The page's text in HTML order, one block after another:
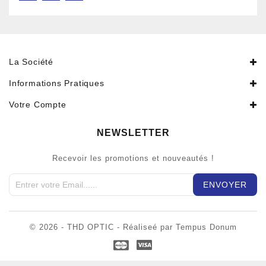
La Société
Informations Pratiques
Votre Compte
NEWSLETTER
Recevoir les promotions et nouveautés !
© 2026 - THD OPTIC - Réaliseé par Tempus Donum